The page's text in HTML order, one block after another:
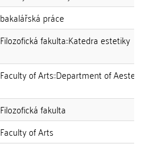
bakalářská práce
Filozofická fakulta::Katedra estetiky
Faculty of Arts::Department of
Filozofická fakulta
Faculty of Arts